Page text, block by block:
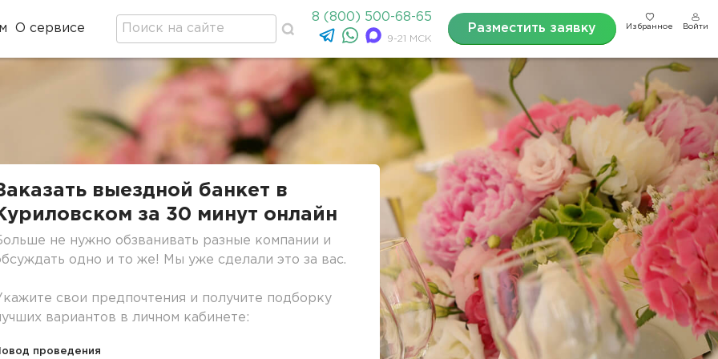
О сервисе
8 (800) 500-68-65
9-21 МСК
Разместить заявку Избранное Войти
выездной банкет в
за 30 минут онлайн
не нужно обзванивать разные компании и
одно и то же! Мы уже сделали это за вас.
свои предпочтения и получите подборку
вариантов в личном кабинете:
проведения